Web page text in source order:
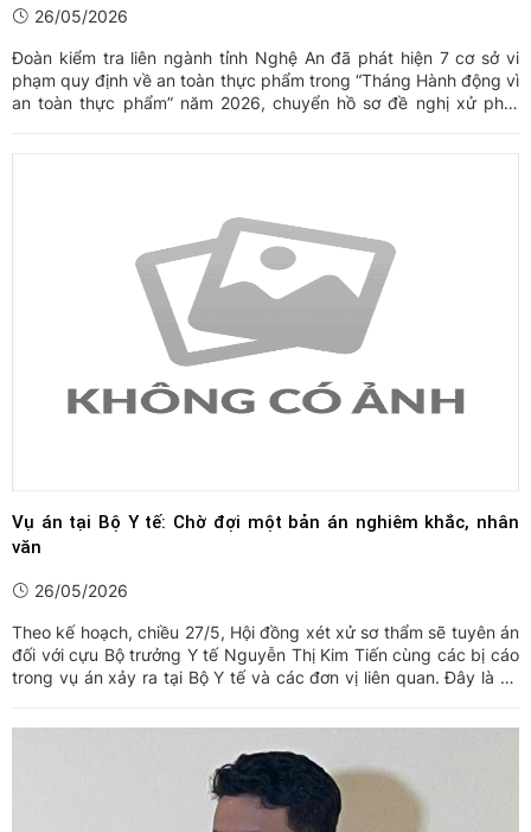
26/05/2026
Đoàn kiểm tra liên ngành tỉnh Nghệ An đã phát hiện 7 cơ sở vi
phạm quy định về an toàn thực phẩm trong “Tháng Hành động vì
an toàn thực phẩm” năm 2026, chuyển hồ sơ đề nghị xử phạt
Vụ án tại Bộ Y tế: Chờ đợi một bản án nghiêm khắc, nhân
văn
26/05/2026
Theo kế hoạch, chiều 27/5, Hội đồng xét xử sơ thẩm sẽ tuyên án
đối với cựu Bộ trưởng Y tế Nguyễn Thị Kim Tiến cùng các bị cáo
trong vụ án xảy ra tại Bộ Y tế và các đơn vị liên quan. Đây là vụ